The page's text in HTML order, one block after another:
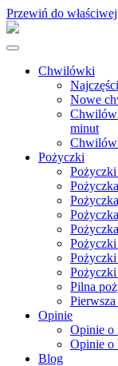
Przewiń do
Chwilówki
Nowe
minut
Pożyczki
Pożyczki
Pilna
Opinie
Opinie o
Opinie o
Blog